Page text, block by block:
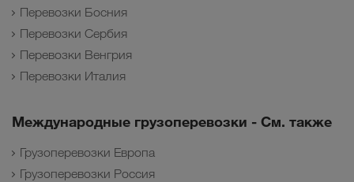
Перевозки Босния
Перевозки Сербия
Перевозки Венгрия
Перевозки Италия
Международные грузоперевозки - См. также
Грузоперевозки Европа
Грузоперевозки Россия